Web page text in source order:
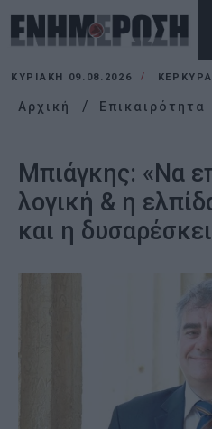
ΚΥΡΙΑΚΉ 09.08.2026 ΚΕΡΚΥΡΑ
Αρχική Επικαιρότητα
Μπιάγκης: «Να
λογική & η
και η